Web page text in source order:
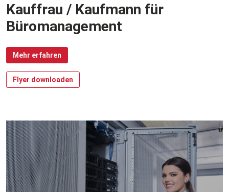
Kauffrau / Kaufmann für
Büromanagement
Mehr erfahren
Flyer downloaden